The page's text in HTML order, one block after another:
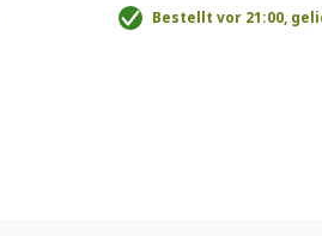
Bestellt vor 21:00,